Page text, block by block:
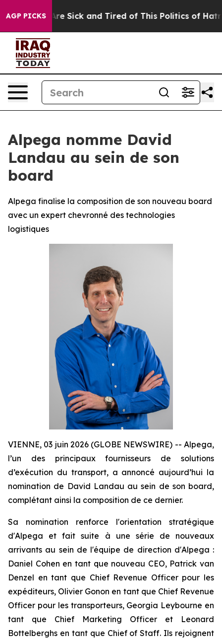
AGP PICKSAre Sick and Tired of This Politics of Hatred”
Alpega nomme David
Landau au sein de son
board
Alpega finalise la composition de son nouveau board
avec un expert chevronné des technologies
logistiques
VIENNE, 03 juin 2026 (GLOBE NEWSWIRE) -- Alpega,
l’un des principaux fournisseurs de solutions
d’exécution du transport, a annoncé aujourd’hui la
nomination de David Landau au sein de son board,
complétant ainsi la composition de ce dernier.
Sa nomination renforce l'orientation stratégique
d'Alpega et fait suite à une série de nouveaux
arrivants au sein de l'équipe de direction d'Alpega :
Daniel Cohen en tant que nouveau CEO, Patrick van
Denzel en tant que Chief Revenue Officer pour les
expéditeurs, Olivier Gonon en tant que Chief Revenue
Officer pour les transporteurs, Georgia Leybourne en
tant que Chief Marketing Officer et Leonard
Bottelberghs en tant que Chief of Staff. Ils rejoignent